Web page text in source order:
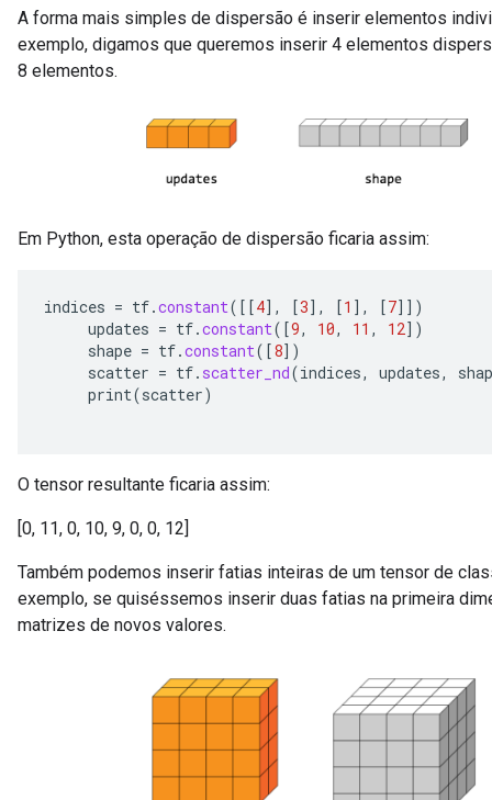
A forma mais simples de dispersão é inserir elementos
exemplo, digamos que queremos inserir 4 elementos
8 elementos.
Em Python, esta operação de dispersão ficaria assim:
indices = tf.constant( [[4] , [3] , [1 ] , [7]] )
updates = tf.constant( [9, 10, 11 , 12] )
shape = tf.constant( [8] )
scatter = tf. scatter_nd(indices, updates,
print(scatter)
O tensor resultante ficaria assim:
[0, 11, 0, 10, 9, 0, 0, 12]
Também podemos inserir fatias inteiras de um tensor de
exemplo, se quiséssemos inserir duas fatias na primeira
matrizes de novos valores.